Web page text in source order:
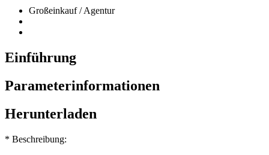
Großeinkauf / Agentur
Einführung
Parameterinformationen
Herunterladen
* Beschreibung: